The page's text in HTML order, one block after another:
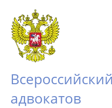
адвокатов